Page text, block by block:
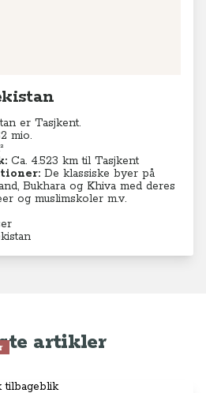
er Tasjkent.
mio.
Ca. 4.523 km til Tasjkent
De klassiske byer på
Bukhara og Khiva med deres
og muslimskoler m.v.
artikler